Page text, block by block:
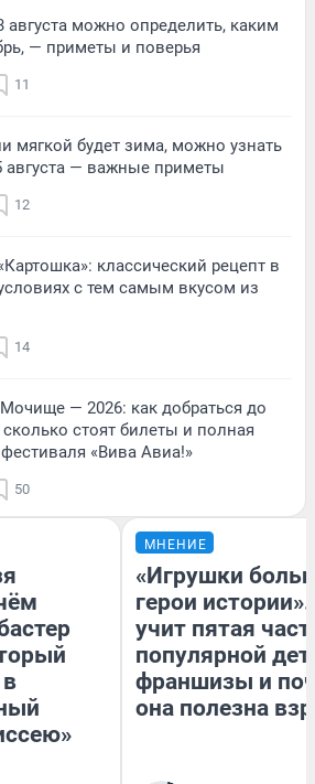
августа можно определить, каким
— приметы и поверья
11
мягкой будет зима, можно узнать
августа — важные приметы
12
классический рецепт в
с тем самым вкусом из
14
— 2026: как добраться до
стоят билеты и полная
«Вива Авиа!»
50
МНЕНИЕ
«Игрушки
герои
учит пятая
популярной
франшизы и
она полезна